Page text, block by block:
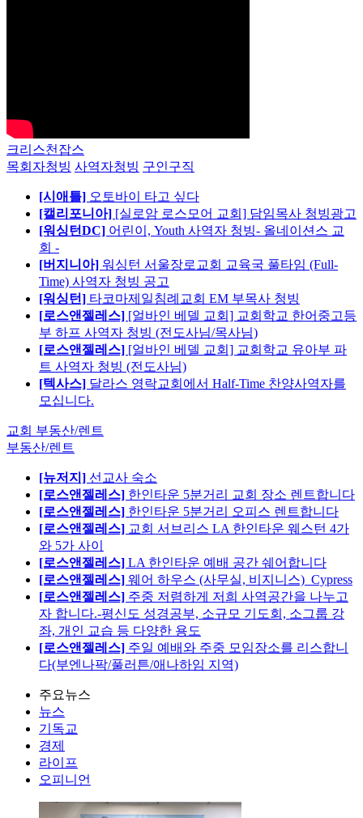
크리스천잡스
목회자청빙 사역자청빙 구인구직
[시애틀] 오토바이 타고 싶다
[캘리포니아] [실로암 로스모어 교회] 담임목사 청빙광고
[워싱턴DC] 어린이, Youth 사역자 청빙- 올네이션스 교
회 -
[버지니아] 워싱턴 서울장로교회 교육국 풀타임 (Full-
Time) 사역자 청빙 공고
[워싱턴] 타코마제일침례교회 EM 부목사 청빙
[로스앤젤레스] [얼바인 베델 교회] 교회학교 한어중고등
부 하프 사역자 청빙 (전도사님/목사님)
[로스앤젤레스] [얼바인 베델 교회] 교회학교 유아부 파
트 사역자 청빙 (전도사님)
[텍사스] 달라스 영락교회에서 Half-Time 찬양사역자를
모십니다.
교회 부동산/렌트
부동산/렌트
[뉴저지] 선교사 숙소
[로스앤젤레스] 한인타운 5분거리 교회 장소 렌트합니다
[로스앤젤레스] 한인타운 5분거리 오피스 렌트합니다
[로스앤젤레스] 교회 서브리스 LA 한인타운 웨스턴 4가
와 5가 사이
[로스앤젤레스] LA 한인타운 예배 공간 쉐어합니다
[로스앤젤레스] 웨어 하우스 (사무실, 비지니스)_Cypress
[로스앤젤레스] 주중 저렴하게 저희 사역공간을 나누고
자 합니다.-평신도 성경공부, 소규모 기도회, 소그룹 강
좌, 개인 교습 등 다양한 용도
[로스앤젤레스] 주일 예배와 주중 모임장소를 리스합니
다(부엔나팍/풀러튼/애나하임 지역)
주요뉴스
뉴스
기독교
경제
라이프
오피니언